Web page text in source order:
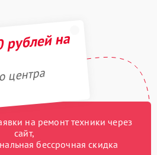
на
центра
на ремонт техники через
сайт,
бессрочная скидка